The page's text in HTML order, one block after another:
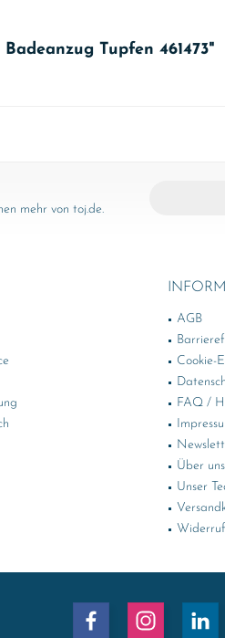
Tupfen 461473"
mehr von toj.de.
AGB
Cookie-
FAQ /
Über uns
Unser